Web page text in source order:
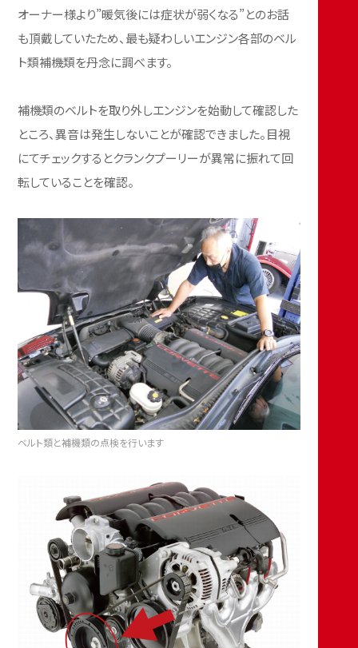
オーナー様より”暖気後には症状が弱くなる”とのお話
も頂戴していたため、最も疑わしいエンジン各部のベル
ト類補機類を丹念に調べます。
補機類のベルトを取り外しエンジンを始動して確認した
ところ、異音は発生しないことが確認できました。目視
にてチェックするとクランクプーリーが異常に振れて回
転していることを確認。
ベルト類と補機類の点検を行います